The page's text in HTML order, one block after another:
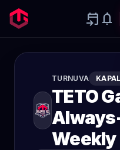
event_upcoming notifications
TURNUVA
TETO
Weekly